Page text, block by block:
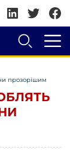
прозорішим